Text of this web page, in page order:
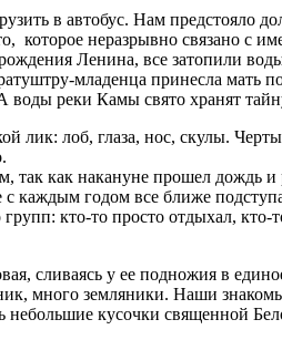
в автобус. Нам предстояло
неразрывно связано с
Ленина, все затопили
младенца принесла мать
воды реки Камы свято хранят
лик: лоб, глаза, нос, скулы.
так как накануне прошел дождь
годом все ближе
кто-то просто отдыхал,
сливаясь у ее подножия в
много земляники. Наши
небольшие кусочки священной